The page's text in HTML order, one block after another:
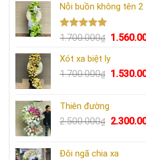
Nỗi buồn không tên 2
Được xếp
5 sao
1.700.000₫
Giá
là:
Xót xa biệt ly
1.700.000₫
Giá
Thiên đường
2.500.000₫
Giá
Đôi ngã chia xa